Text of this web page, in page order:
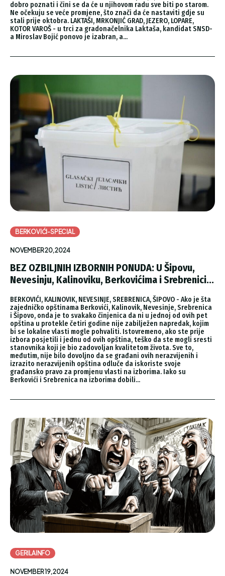
dobro poznati i čini se da će u njihovom radu sve biti po starom.
Ne očekuju se veće promjene, što znači da će nastaviti gdje su
stali prije oktobra. LAKTAŠI, MRKONJIĆ GRAD, JEZERO, LOPARE,
KOTOR VAROŠ - u trci za gradonačelnika Laktaša, kandidat SNSD-
a Miroslav Bojić ponovo je izabran, a...
BERKOVIĆI-SPECIAL
NOVEMBER 20, 2024
BEZ OZBILJNIH IZBORNIH PONUDA: U Šipovu,
Nevesinju, Kalinoviku, Berkovićima i Srebrenici...
BERKOVIĆI, KALINOVIK, NEVESINJE, SREBRENICA, ŠIPOVO - Ako je šta
zajedničko opštinama Berkovići, Kalinovik, Nevesinje, Srebrenica
i Šipovo, onda je to svakako činjenica da ni u jednoj od ovih pet
opština u protekle četiri godine nije zabilježen napredak, kojim
bi se lokalne vlasti mogle pohvaliti. Istovremeno, ako ste prije
izbora posjetili i jednu od ovih opština, teško da ste mogli sresti
stanovnika koji je bio zadovoljan kvalitetom života. Sve to,
međutim, nije bilo dovoljno da se građani ovih nerazvijenih i
izrazito nerazvijenih opština odluče da iskoriste svoje
građansko pravo za promjenu vlasti na izborima. Iako su
Berkovići i Srebrenica na izborima dobili...
GERILAINFO
NOVEMBER 19, 2024